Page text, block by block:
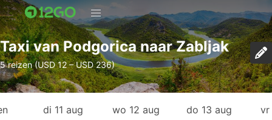
Taxi van Podgorica naar Zabljak
5 reizen (USD 12 – USD 236)
di 11 aug wo 12 aug do 13 aug vr